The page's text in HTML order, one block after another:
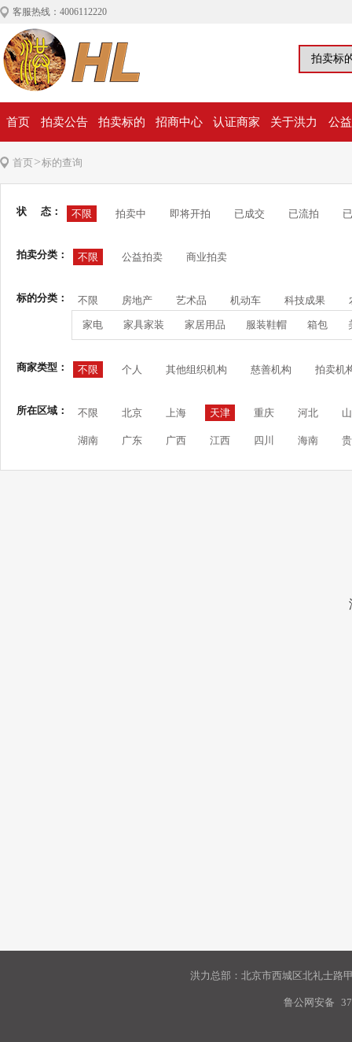
客服热线：4006112220
首页 拍卖公告 拍卖标的 招商中心 认证商家 关于洪力 公
首页>标的查询
状 态： 不限 拍卖中 即将开拍 已成交 已流拍
拍卖分类： 不限 公益拍卖 商业拍卖
标的分类： 不限 房地产 艺术品 机动车 科技成果
家电 家具家装 家居用品 服装鞋帽 箱包
商家类型： 不限 个人 其他组织机构 慈善机构 拍卖机
所在区域： 不限 北京 上海 天津 重庆 河北
湖南 广东 广西 江西 四川 海南
洪力总部：北京市西城区北礼士路
鲁公网安备